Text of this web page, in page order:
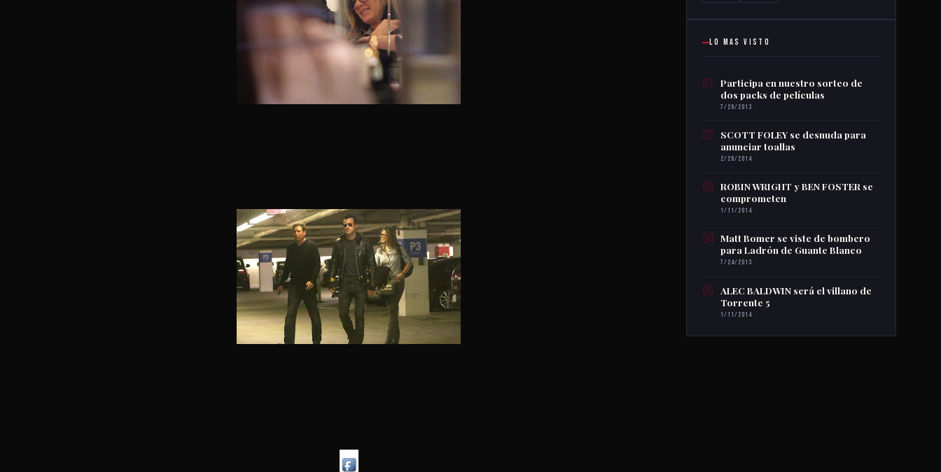
LO MAS VISTO
01
Participa en nuestro sorteo de
dos packs de películas
7/26/2013
02
SCOTT FOLEY se desnuda para
anunciar toallas
2/26/2014
03 ROBIN WRIGHT y BEN FOSTER se
comprometen
1/11/2014
04 Matt Bomer se viste de bombero
para Ladrón de Guante Blanco
7/24/2013
05
ALEC BALDWIN será el villano de
Torrente 5
1/11/2014